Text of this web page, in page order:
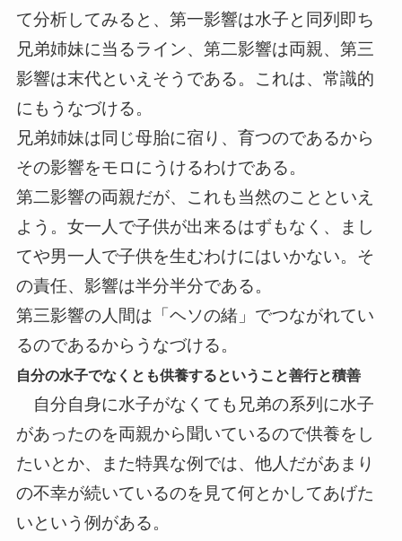
て分析してみると、第一影響は水子と同列即ち
兄弟姉妹に当るライン、第二影響は両親、第三
影響は末代といえそうである。これは、常識的
にもうなづける。
兄弟姉妹は同じ母胎に宿り、育つのであるから
その影響をモロにうけるわけである。
第二影響の両親だが、これも当然のことといえ
よう。女一人で子供が出来るはずもなく、まし
てや男一人で子供を生むわけにはいかない。そ
の責任、影響は半分半分である。
第三影響の人間は「ヘソの緒」でつながれてい
るのであるからうなづける。
自分の水子でなくとも供養するということ善行と積善
自分自身に水子がなくても兄弟の系列に水子
があったのを両親から聞いているので供養をし
たいとか、また特異な例では、他人だがあまり
の不幸が続いているのを見て何とかしてあげた
いという例がある。